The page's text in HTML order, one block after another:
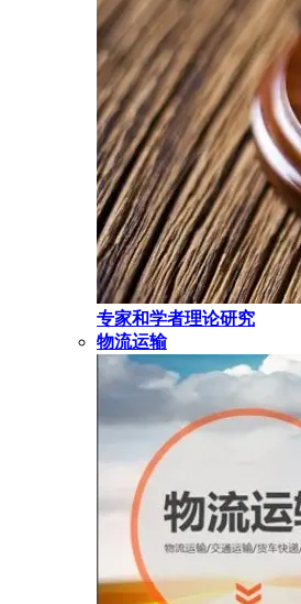
专家和学者理论研究
物流运输